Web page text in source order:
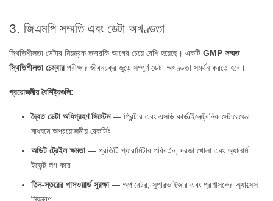
3. জিএমপি সম্মতি এবং ডেটা অখণ্ডতা
স্থিতিশীলতা ডেটার নিয়ন্ত্রক তদারকি আগের চেয়ে বেশি হয়েছে। একটি GMP সম্মত
স্থিতিশীলতা চেম্বার পরীক্ষার জীবনচক্র জুড়ে সম্পূর্ণ ডেটা অখণ্ডতা সমর্থন করতে হবে।
প্রয়োজনীয় বৈশিষ্ট্যগুলি:
দ্বৈত ডেটা অধিগ্রহণ সিস্টেম— প্রিন্টার এবং এসডি কার্ড/ইলেক্ট্রনিক স্টোরেজের
মাধ্যমে অপ্রয়োজনীয় রেকর্ডিং
অডিট ট্রেইল ক্ষমতা— প্রতিটি প্যারামিটার পরিবর্তন, দরজা খোলা এবং অ্যালার্ম
ইভেন্ট লগ করে
তিন-স্তরের পাসওয়ার্ড সুরক্ষা— অপারেটর, সুপারভাইজার এবং প্রশাসকের অ্যাক্সেস
নিয়ন্ত্রণ